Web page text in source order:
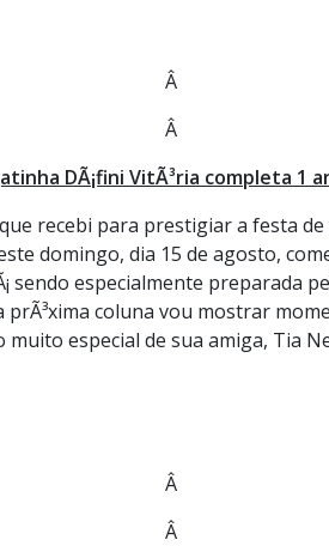
Â
Â
DÃ¡fini VitÃ³ria completa 1
recebi para prestigiar a festa
domingo, dia 15 de agosto,
sendo especialmente preparada
prÃ³xima coluna vou mostrar
muito especial de sua amiga, Tia
Â
Â